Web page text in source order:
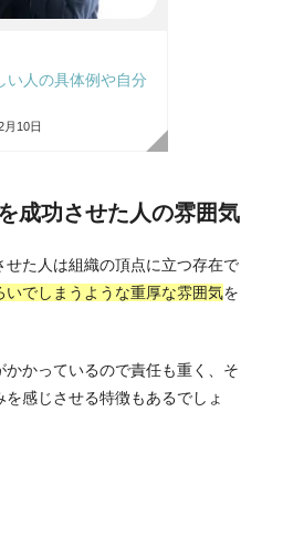
い人の具体例や自分
月10日
成功させた人の雰囲気
せた人は組織の頂点に立つ存在で
いでしまうような重厚な雰囲気を
かかっているので責任も重く、そ
感じさせる特徴もあるでしょ